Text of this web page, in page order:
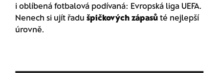
i oblíbená fotbalová podívaná: Evropská liga UEFA.
Nenech si ujít řadušpičkových zápasů té nejlepší
úrovně.